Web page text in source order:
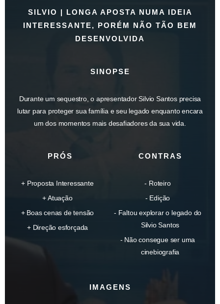
SILVIO | LONGA APOSTA NUMA IDEIA
INTERESSANTE, PORÉM NÃO TÃO BEM
DESENVOLVIDA
SINOPSE
Durante um sequestro, o apresentador Silvio Santos precisa
lutar para proteger sua família e seu legado enquanto encara
um dos momentos mais desafiadores da sua vida.
PRÓS
Proposta Interessante
Atuação
Boas cenas de tensão
Direção esforçada
CONTRAS
Roteiro
Edição
Faltou explorar o legado do
Silvio Santos
Não consegue ser uma
cinebiografia
IMAGENS